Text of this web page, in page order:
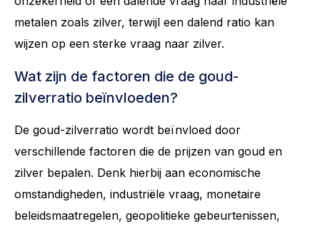
metalen zoals zilver, terwijl een dalend ratio kan
wijzen op een sterke vraag naar zilver.
Wat zijn de factoren die de goud-
zilverratio beïnvloeden?
De goud-zilverratio wordt beïnvloed door
verschillende factoren die de prijzen van goud en
zilver bepalen. Denk hierbij aan economische
omstandigheden, industriële vraag, monetaire
beleidsmaatregelen, geopolitieke gebeurtenissen,